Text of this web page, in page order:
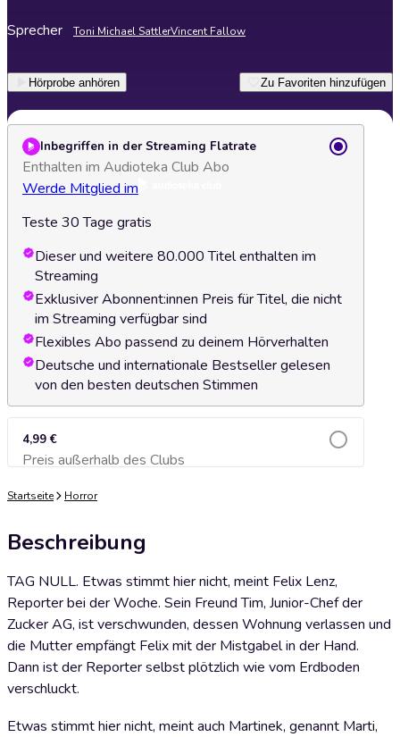
Sprecher Toni Michael SattlerVincent Fallow
Hörprobe anhören Zu Favoriten hinzufügen
Inbegriffen in der Streaming Flatrate
Enthalten im Audioteka Club Abo
Werde Mitglied im
Teste 30 Tage gratis
Dieser und weitere 80.000 Titel enthalten im
Streaming
Exklusiver Abonnent:innen Preis für Titel, die nicht
im Streaming verfügbar sind
Flexibles Abo passend zu deinem Hörverhalten
Deutsche und internationale Bestseller gelesen
von den besten deutschen Stimmen
4,99 €
Preis außerhalb des ClubsZum Warenkorb hinzufügen
Startseite Horror
Beschreibung
TAG NULL. Etwas stimmt hier nicht, meint Felix Lenz,
Reporter bei der Woche. Sein Freund Tim, Junior-Chef der
Zucker AG, ist verschwunden, dessen Wohnung verlassen und
die Mutter empfängt Felix mit der Mistgabel in der Hand.
Dann ist der Reporter selbst plötzlich wie vom Erdboden
verschluckt.
Etwas stimmt hier nicht, meint auch Martinek, genannt Marti,